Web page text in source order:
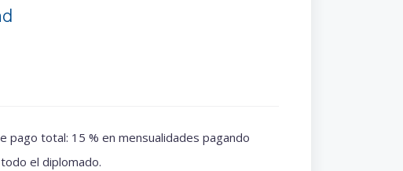
pago total: 15 % en mensualidades pagando
el diplomado.